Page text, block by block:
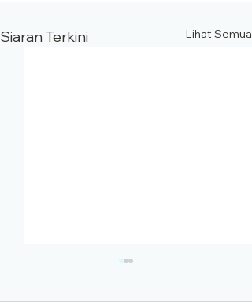
Siaran Terkini Lihat Semua